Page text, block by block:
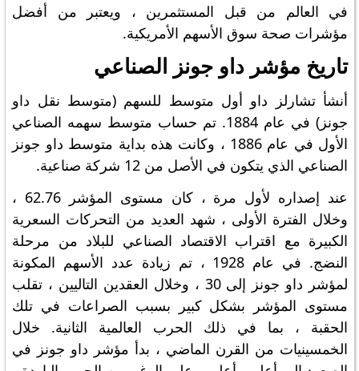
في العالم من قبل المستثمرين ، ويعتبر من أفضل
مؤشرات صحة سوق الأسهم الأمريكية.
تاريخ مؤشر داو جونز الصناعي
أنشأ تشارلز داو أول متوسط ​​للسهم (متوسط ​​نقل داو
جونز) في عام 1884. تم حساب متوسط ​​سهمه الصناعي
الأول في عام 1886 ، وكانت هذه بداية متوسط ​​داو جونز
الصناعي الذي يتكون في الأصل من 12 شركة صناعية.
عند إصداره لأول مرة ، كان مستوى المؤشر 62.76 ،
وخلال الفترة الأولى ، شهد العديد من التحركات السعرية
الكبيرة مع اقتراب الاقتصاد الصناعي للبلاد من مرحلة
النضج. في عام 1928 ، تم زيادة عدد الأسهم المكونة
لمؤشر داو جونز إلى 30 ، وخلال العقدين التاليين ، تقلب
مستوى المؤشر بشكل كبير بسبب الصراعات في تلك
الحقبة ، بما في ذلك الحرب العالمية الثانية. خلال
الخمسينيات من القرن الماضي ، بدأ مؤشر داو جونز في